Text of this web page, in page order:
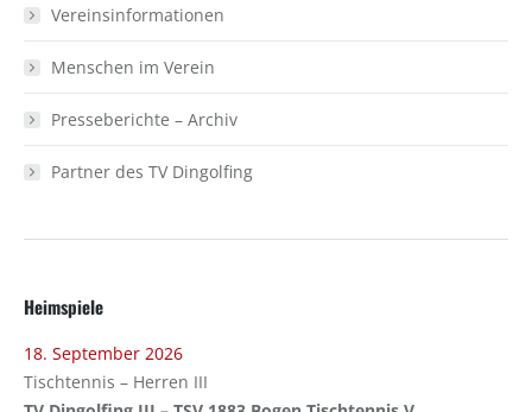
Vereinsinformationen
Menschen im Verein
Presseberichte – Archiv
Partner des TV Dingolfing
Heimspiele
18. September 2026
Tischtennis – Herren III